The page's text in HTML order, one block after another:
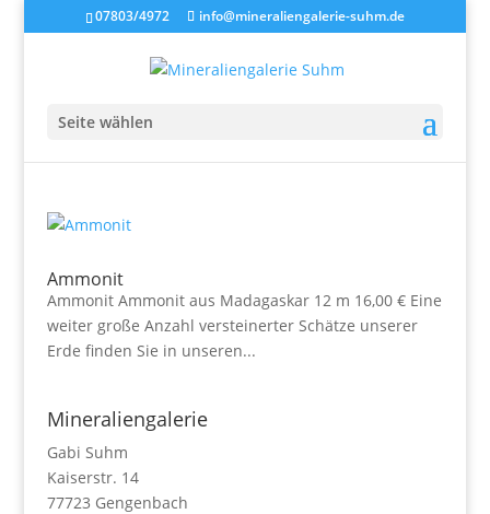
07803/4972 info@mineraliengalerie-suhm.de
Seite wählen
Ammonit
Ammonit Ammonit aus Madagaskar 12 m 16,00 € Eine
weiter große Anzahl versteinerter Schätze unserer
Erde finden Sie in unseren...
Mineraliengalerie
Gabi Suhm
Kaiserstr. 14
77723 Gengenbach